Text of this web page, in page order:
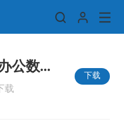
公数...
载
下载